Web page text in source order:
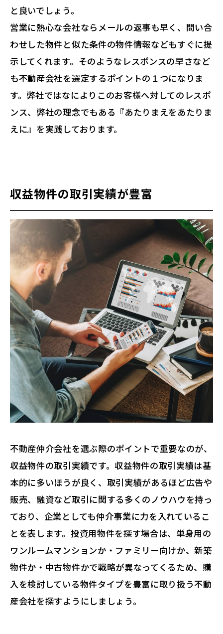
と良いでしょう。
営業に熱心な会社ならメールの返事も早く、問い合
わせした物件と似た条件の物件情報などもすぐに提
示してくれます。そのようなレスポンスの早さなど
も不動産会社を選定するポイントの１つになりま
す。弊社ではなによりこのお客様へ対してのレスポ
ンス、弊社の理念でもある『あたりまえをあたりま
えに』を実践しております。
収益物件の取引実績が豊富
不動産仲介会社を選ぶ際のポイントで重要なのが、
収益物件の取引実績です。収益物件の取引実績は基
本的に多いほうが良く、取引実績があるほど広告や
販売、融資など取引に関する多くのノウハウを持っ
ており、企業としても仲介事業に力を入れているこ
とを表します。投資用物件を探す場合は、単身用の
ワンルームマンションか・ファミリー向けか、新築
物件か・中古物件かで戦略が異なってくるため、購
入を検討している物件タイプを豊富に取り扱う不動
産会社を探すようにしましょう。